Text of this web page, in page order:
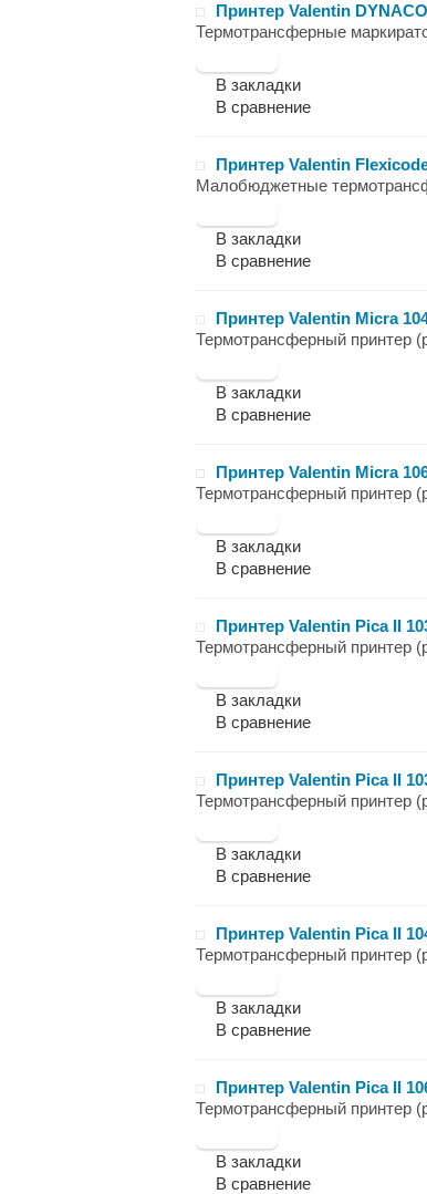
Принтер Valentin
Термотрансферные
В закладки
В сравнение
Принтер Valentin
Малобюджетные
В закладки
В сравнение
Принтер Valentin Micra
Термотрансферный принтер
В закладки
В сравнение
Принтер Valentin Micra
Термотрансферный принтер
В закладки
В сравнение
Принтер Valentin Pica II
Термотрансферный принтер
В закладки
В сравнение
Принтер Valentin Pica II
Термотрансферный принтер
В закладки
В сравнение
Принтер Valentin Pica II
Термотрансферный принтер
В закладки
В сравнение
Принтер Valentin Pica II
Термотрансферный принтер
В закладки
В сравнение